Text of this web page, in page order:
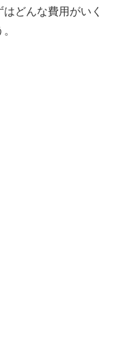
どんな費用がいく